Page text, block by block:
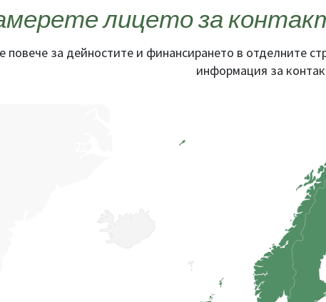
лицето за
повече за дейностите и финансирането в отделните
информация за